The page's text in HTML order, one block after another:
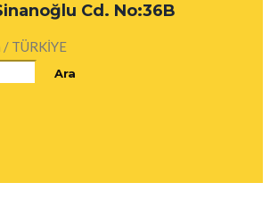
Cd. No:36B
TÜRKİYE